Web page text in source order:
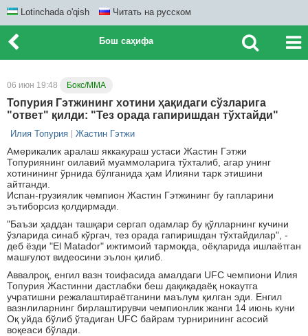
Lotinchada o'qish Читать на русском
Бош саҳифа
06 июн 19:48 Бокс/ММА
Топурия Гэтжининг хотини ҳақидаги сўзларига
"ответ" қилди: "Тез орада гапиришдан тўхтайди"
Илия Топурия Жастин Гэтжи
Америкалик аралаш яккакураш устаси Жастин Гэтжи
Топуриянинг оилавий муаммоларига тўхталиб, агар унинг
хотинининг ўрнида бўлганида ҳам Илияни тарк этишини
айтганди.
Испан-грузиялик чемпион Жастин Гэтжининг бу гапларини
эътиборсиз қолдирмади.
"Баъзи ҳаддан ташқари сергап одамлар бу қўлларнинг кучини
ўзларида синаб кўргач, тез орада гапиришдан тўхтайдилар", -
деб ёзди "El Matador" ижтимоий тармоқда, оёқларида ишлаётган
машғулот видеосини эълон қилиб.
Аввалроқ, енгил вазн тоифасида амалдаги UFC чемпиони Илия
Топурия Жастинни дастлабки беш дақиқадаёқ нокаутга
учратишни режалаштираётганини маълум қилган эди. Енгил
вазнлиларнинг бирлаштирувчи чемпионлик жанги 14 июнь куни
Оқ уйда бўлиб ўтадиган UFC байрам турнирининг асосий
воқеаси бўлади.